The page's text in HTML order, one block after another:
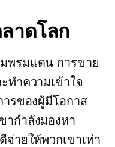
าดโลก
พรมแดน การขาย
ทำความเข้าใจ
รของผู้มีโอกาส
ากำลังมองหา
ายให้พวกเขาเท่า